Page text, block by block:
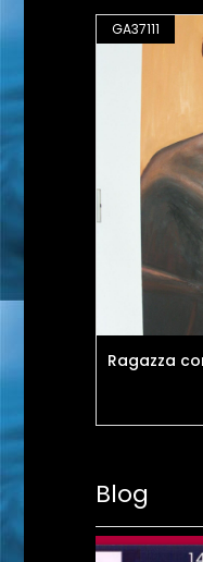
GA37111
Ragazza
Blog